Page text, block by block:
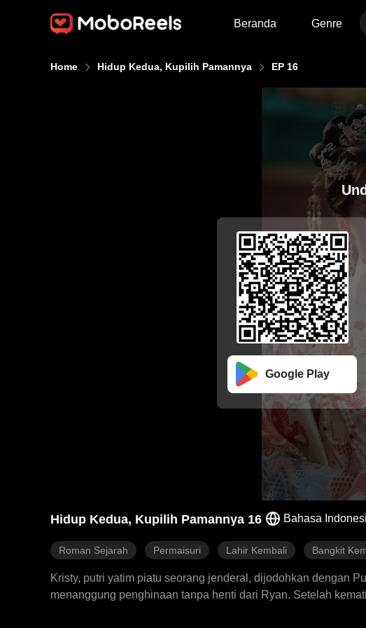
Beranda Genre
Home Hidup Kedua, Kupilih Pamannya EP 16
Google Play
Hidup Kedua, Kupilih Pamannya 16 Bahasa
Roman Sejarah Permaisuri Lahir Kembali Bangkit
Kristy, putri yatim piatu seorang jenderal, dijodohkan dengan
menanggung penghinaan tanpa henti dari Ryan. Setelah